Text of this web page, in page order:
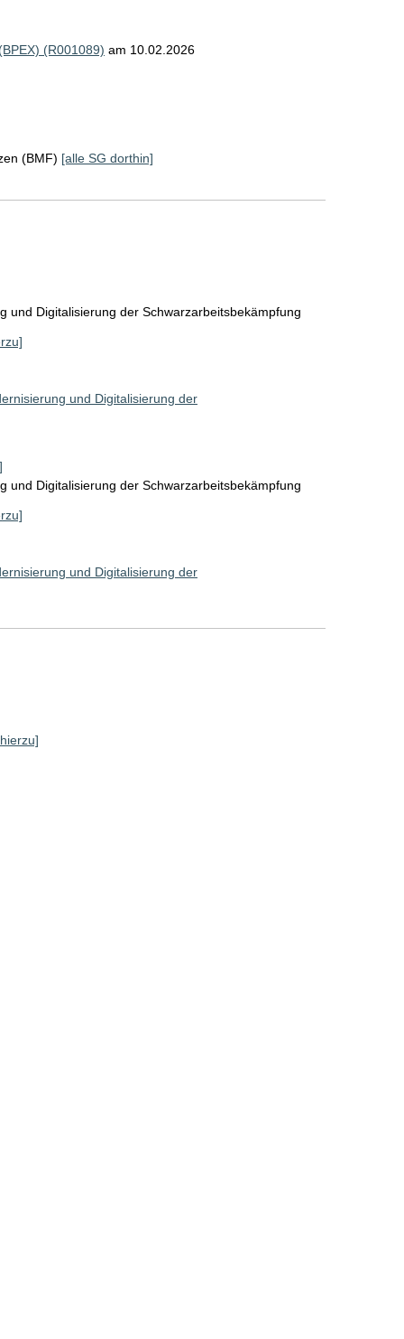
(R001089) am 10.02.2026
(BMF) [alle SG dorthin]
und Digitalisierung der Schwarzarbeitsbekämpfung
und Digitalisierung der
und Digitalisierung der Schwarzarbeitsbekämpfung
und Digitalisierung der